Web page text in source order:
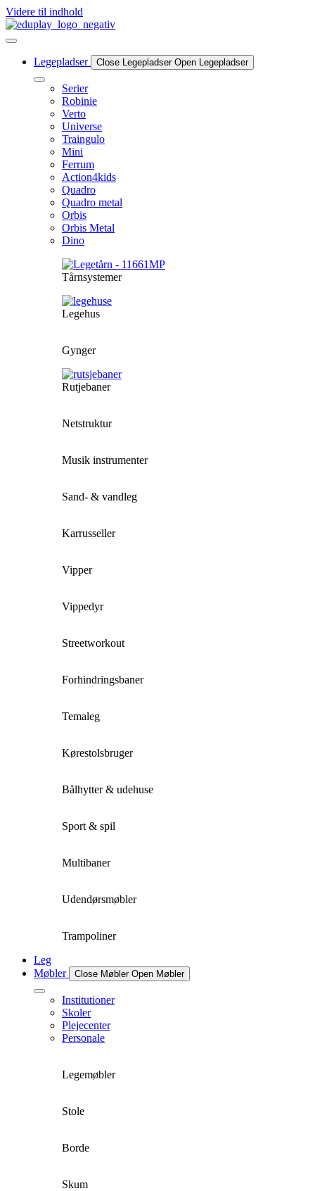
Videre til indhold
Legepladser Close Legepladser Open Legepladser
Serier
Robinie
Verto
Universe
Traingulo
Mini
Ferrum
Action4kids
Quadro
Quadro metal
Orbis
Orbis Metal
Dino
Tårnsystemer
Legehus
Gynger
Rutjebaner
Netstruktur
Musik instrumenter
Sand- & vandleg
Karrusseller
Vipper
Vippedyr
Streetworkout
Forhindringsbaner
Temaleg
Kørestolsbruger
Bålhytter & udehuse
Sport & spil
Multibaner
Udendørsmøbler
Trampoliner
Leg
Møbler
Close Møbler Open Møbler
Institutioner
Skoler
Plejecenter
Personale
Legemøbler
Stole
Borde
Skum